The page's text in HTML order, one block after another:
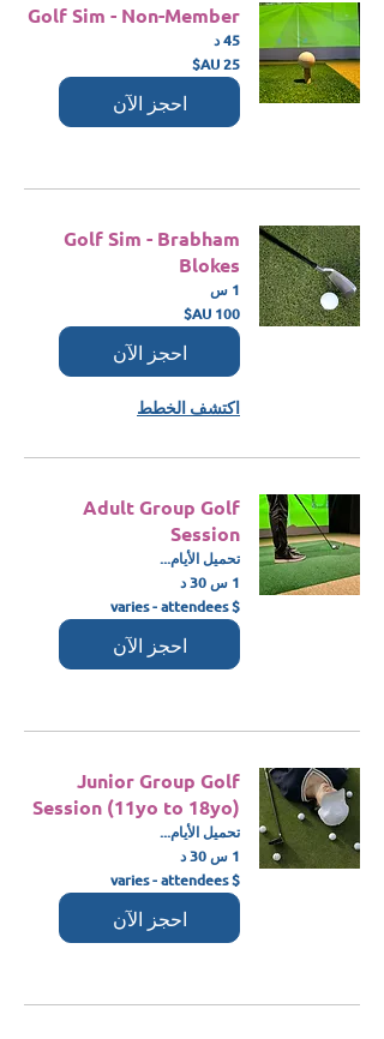
Golf Sim - Non-Member
45 د
25
دولار
أسترالي
احجز الآن
Golf Sim - Brabham
Blokes
1 س
100
دولار
أسترالي
احجز الآن
اكتشف الخطط
Adult Group Golf
Session
تحميل الأيام...
1 س 30 د
$
varies
-
attendees
$ varies - attendees
احجز الآن
Junior Group Golf
Session (11yo to 18yo)
تحميل الأيام...
1 س 30 د
$
varies
-
attendees
$ varies - attendees
احجز الآن